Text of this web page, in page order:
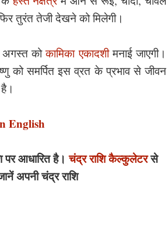
तुरंत तेजी देखने को मिलेगी।
अगस्त कोकामिका एकादशीमनाई जाएगी।
को समर्पित इस व्रत के प्रभाव से जीवन
English
पर आधारित है।चंद्र राशि कैल्कुलेटरसे
अपनी चंद्र राशि